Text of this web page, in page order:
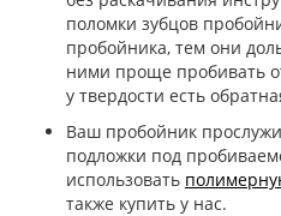
поломки зубцов
пробойника, тем они
ними проще пробивать
у твердости есть
Ваш пробойник
подложки под
использовать
также купить у нас.